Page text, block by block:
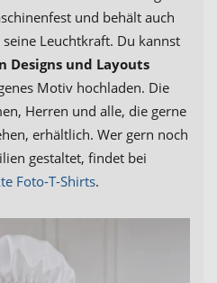
und behält auch
Leuchtkraft. Du kannst
Designs und Layouts
Motiv hochladen. Die
Herren und alle, die gerne
erhältlich. Wer gern noch
gestaltet, findet bei
Foto-T-Shirts.